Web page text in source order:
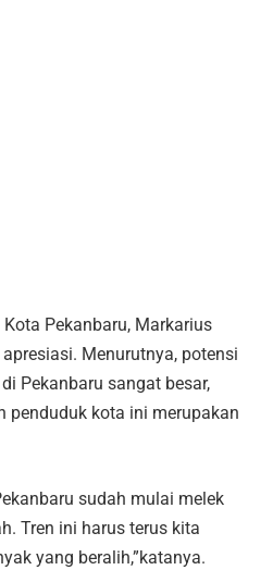
Pekanbaru, Markarius
Menurutnya, potensi
Pekanbaru sangat besar,
penduduk kota ini merupakan
sudah mulai melek
Tren ini harus terus kita
yang beralih,”katanya.